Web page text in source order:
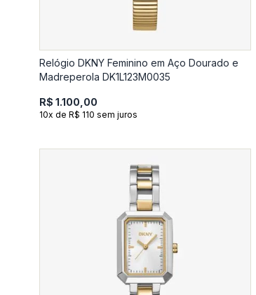
Relógio DKNY Feminino em Aço Dourado e
Madreperola DK1L123M0035
R$ 1.100,00
10x de R$ 110 sem juros